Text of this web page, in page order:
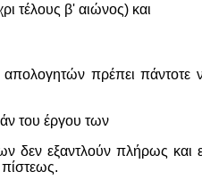
τέλους β' αιώνος) και
απολογητών πρέπει
του έργου των
δεν εξαντλούν πλήρως